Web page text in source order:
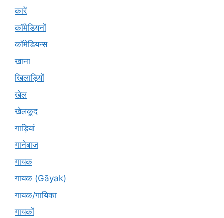
कारें
कॉमेडियनों
कॉमेडियन्स
खाना
खिलाड़ियों
खेल
खेलकूद
गाड़ियां
गानेबाज
गायक
गायक (Gāyak)
गायक/गायिका
गायकों